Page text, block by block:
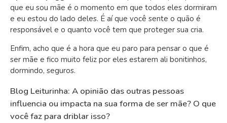
que eu sou mãe é o momento em que todos eles dormiram
e eu estou do lado deles. É aí que você sente o quão é
responsável e o quanto você tem que proteger sua cria.
Enfim, acho que é a hora que eu paro para pensar o que é
ser mãe e fico muito feliz por eles estarem ali bonitinhos,
dormindo, seguros.
Blog Leiturinha: A opinião das outras pessoas
influencia ou impacta na sua forma de ser mãe? O que
você faz para driblar isso?